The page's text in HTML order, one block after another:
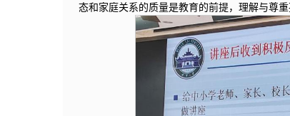
态和家庭关系的质量是教育的前提，理解与尊